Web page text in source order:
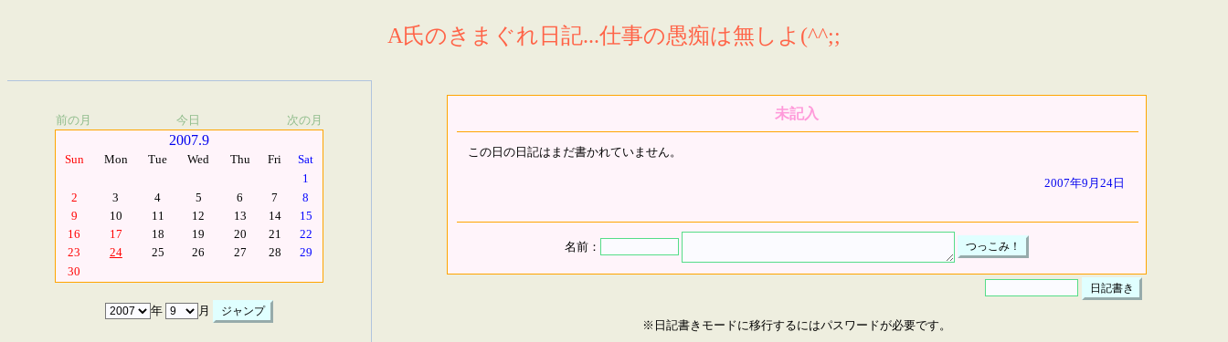
A氏のきまぐれ日記...仕事の愚痴は無しよ(^^;;
前の月 今日 次の月
2007.9
Sun Mon Tue Wed Thu Fri
Sat
1
2
3 4 5 6 7
8
9
10 11 12 13 14
15
16
17 18 19 20 21
22
23
24 25 26 27 28
29
30
年 月
未記入
この日の日記はまだ書かれていません。
2007年9月24日
名前：
※日記書きモードに移行するにはパスワードが必要です。